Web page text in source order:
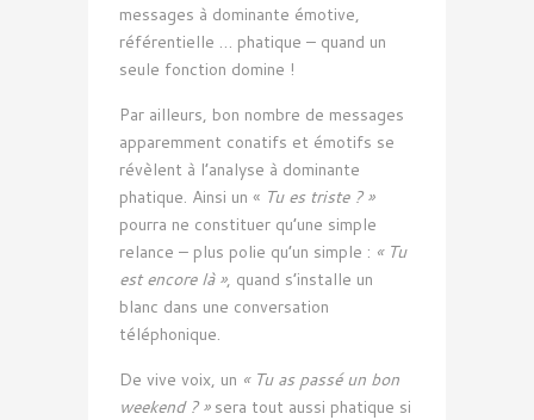
messages à dominante émotive,
référentielle … phatique – quand un
seule fonction domine !
Par ailleurs, bon nombre de messages
apparemment conatifs et émotifs se
révèlent à l’analyse à dominante
phatique. Ainsi un « Tu es triste ? »
pourra ne constituer qu’une simple
relance – plus polie qu’un simple : « Tu
est encore là », quand s’installe un
blanc dans une conversation
téléphonique.
De vive voix, un « Tu as passé un bon
weekend ? »sera tout aussi phatique si